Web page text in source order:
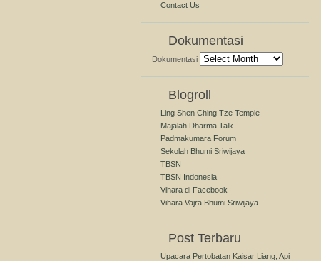
Contact Us
Dokumentasi
Dokumentasi
Blogroll
Ling Shen Ching Tze Temple
Majalah Dharma Talk
Padmakumara Forum
Sekolah Bhumi Sriwijaya
TBSN
TBSN Indonesia
Vihara di Facebook
Vihara Vajra Bhumi Sriwijaya
Post Terbaru
Upacara Pertobatan Kaisar Liang, Api